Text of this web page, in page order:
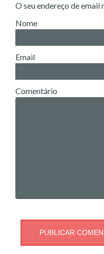
O seu endereço de email
Nome
Email
Comentário